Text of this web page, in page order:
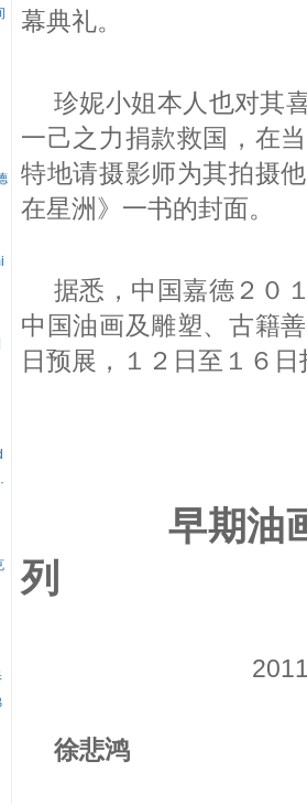
幕典礼。
珍妮小姐本人也对其
一己之力捐款救国，在
特地请摄影师为其拍摄
在星洲》一书的封面。
据悉，中国嘉德 ２０
中国油画及雕塑、古籍
日预展，１２日至１６日
早期油
列
2011-9-
徐悲鸿